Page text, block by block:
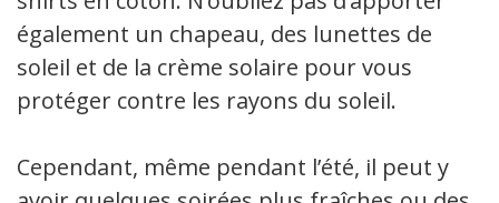
également un chapeau, des lunettes de
soleil et de la crème solaire pour vous
protéger contre les rayons du soleil.
Cependant, même pendant l’été, il peut y